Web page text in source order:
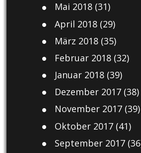
Mai 2018(31)
April 2018(29)
März 2018(35)
Februar 2018(32)
Januar 2018(39)
Dezember 2017(38)
November 2017(39)
Oktober 2017(41)
September 2017